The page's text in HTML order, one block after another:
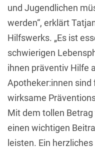
und Jugendlichen
werden“, erklärt
Hilfswerks. „Es ist
schwierigen
ihnen präventiv Hilfe
Apotheker:innen sind
wirksame
Mit dem tollen
einen wichtigen
leisten. Ein herzliches